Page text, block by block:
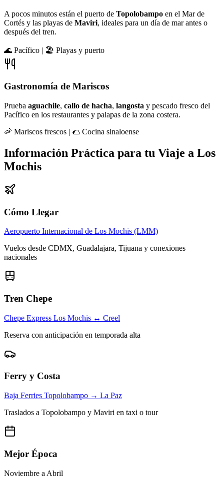
A pocos minutos están el puerto de Topolobampo en el Mar de
Cortés y las playas de Maviri, ideales para un día de mar antes o
después del tren.
🌊 Pacífico | 🏖️ Playas y puerto
Gastronomía de Mariscos
Prueba aguachile, callo de hacha, langosta y pescado fresco del
Pacífico en los restaurantes y palapas de la zona costera.
🦐 Mariscos frescos | 🌮 Cocina sinaloense
Información Práctica para tu Viaje a Los
Mochis
Cómo Llegar
Aeropuerto Internacional de Los Mochis (LMM)
Vuelos desde CDMX, Guadalajara, Tijuana y conexiones
nacionales
Tren Chepe
Chepe Express Los Mochis ↔ Creel
Reserva con anticipación en temporada alta
Ferry y Costa
Baja Ferries Topolobampo → La Paz
Traslados a Topolobampo y Maviri en taxi o tour
Mejor Época
Noviembre a Abril